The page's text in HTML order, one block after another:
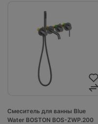
Смеситель для ванны Blue
Water BOSTON BOS-ZWP.200